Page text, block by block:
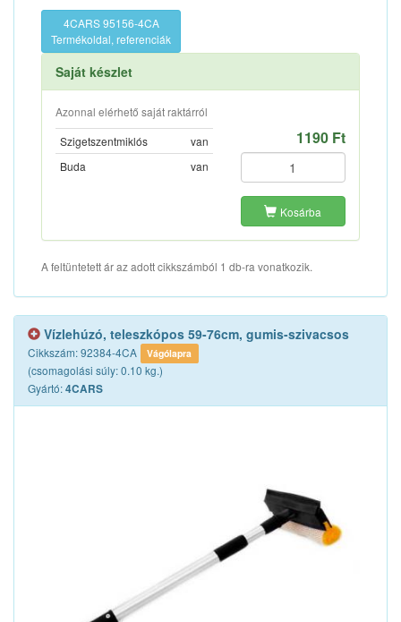
4CARS 95156-4CA
Termékoldal, referenciák
Saját készlet
Azonnal elérhető saját raktárról
Szigetszentmiklós
van
Buda
van
1190 Ft
Kosárba
A feltüntetett ár az adott cikkszámból 1 db-ra vonatkozik.
Vízlehúzó, teleszkópos 59-76cm, gumis-szivacsos
Cikkszám: 92384-4CA Vágólapra
(csomagolási súly: 0.10 kg.)
Gyártó:4CARS